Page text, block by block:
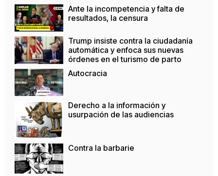
Ante la incompetencia y falta de
resultados, la censura
Trump insiste contra la ciudadanía
automática y enfoca sus nuevas
órdenes en el turismo de parto
Autocracia
Derecho a la información y
usurpación de las audiencias
Contra la barbarie